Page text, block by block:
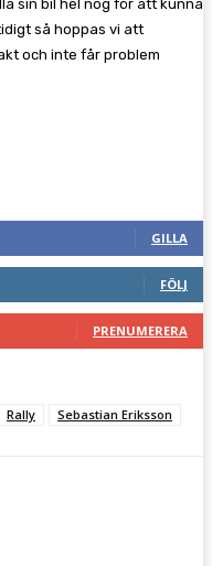
sin bil hel nog för att kunna
så hoppas vi att
och inte får problem
GILLA
FÖLJ
PRENUMERERA
Rally Sebastian Eriksson